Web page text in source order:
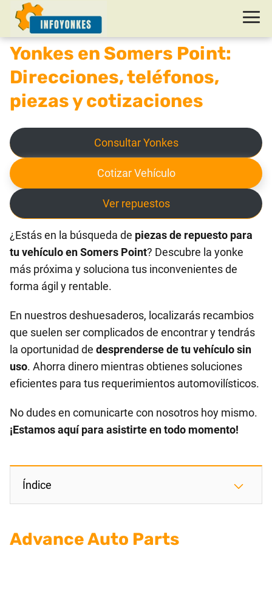
Yonkes en Somers Point:
Direcciones, teléfonos,
piezas y cotizaciones
Consultar Yonkes
Cotizar Vehículo
Ver repuestos
¿Estás en la búsqueda de piezas de repuesto para
tu vehículo en Somers Point? Descubre la yonke
más próxima y soluciona tus inconvenientes de
forma ágil y rentable.
En nuestros deshuesaderos, localizarás recambios
que suelen ser complicados de encontrar y tendrás
la oportunidad de desprenderse de tu vehículo sin
uso. Ahorra dinero mientras obtienes soluciones
eficientes para tus requerimientos automovilísticos.
No dudes en comunicarte con nosotros hoy mismo.
¡Estamos aquí para asistirte en todo momento!
Índice
Advance Auto Parts